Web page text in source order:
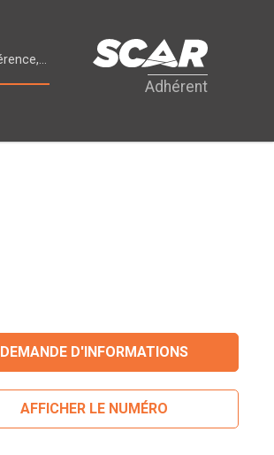
Adhérent
DEMANDE D'INFORMATIONS
AFFICHER LE NUMÉRO